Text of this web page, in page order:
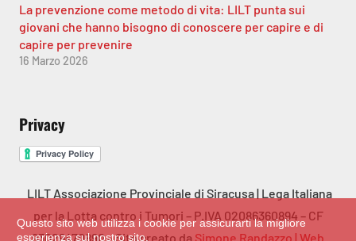
La prevenzione come metodo di vita: LILT punta sui
giovani che hanno bisogno di conoscere per capire e di
capire per prevenire
16 Marzo 2026
Privacy
LILT Associazione Provinciale di Siracusa | Lega Italiana
per la Lotta contro i Tumori – P.IVA 02086360894 – CF
93029470890 – Sito creato da Simone Randazzo | Web
Questo sito web utilizza i cookie per assicurarti la migliore
esperienza sul nostro sito.